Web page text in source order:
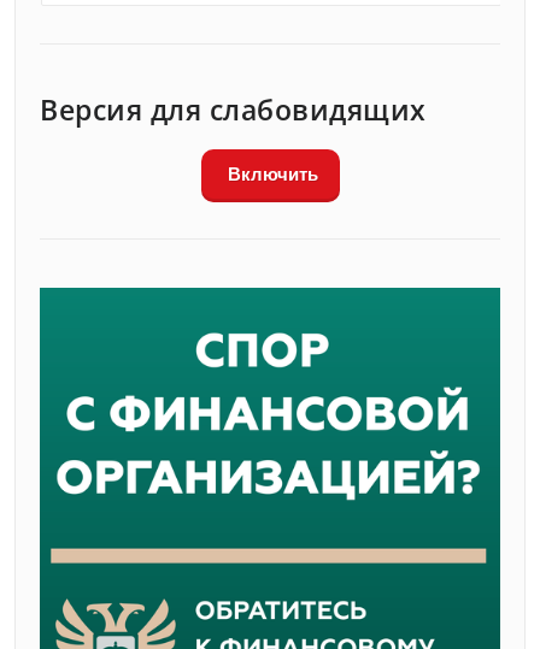
Версия для слабовидящих
Включить